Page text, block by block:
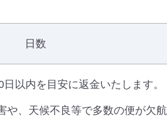
日数
以内を目安に返金いたします。
や、天候不良等で多数の便が欠